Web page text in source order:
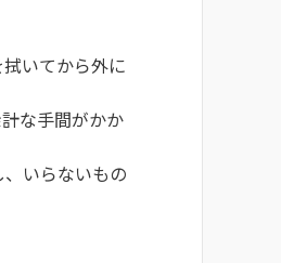
いてから外に
な手間がかか
いらないもの